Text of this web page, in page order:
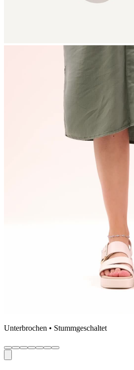
Unterbrochen • Stummgeschaltet